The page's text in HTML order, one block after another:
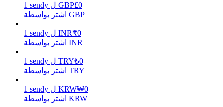
احصل على مكافآت تنافسية يوميًا
1 sendy ل GBP£0
اشتر بواسطة GBP
1 sendy ل INR₹0
اشتر بواسطة INR
1 sendy ل TRY₺0
اشتر بواسطة TRY
1 sendy ل KRW₩0
اشتر بواسطة KRW